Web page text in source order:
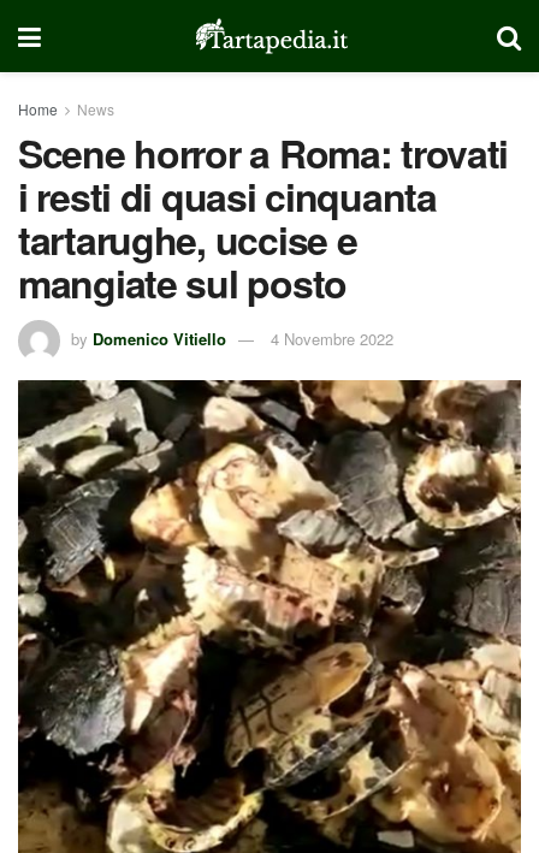
Home News
Scene horror a Roma: trovati
i resti di quasi cinquanta
tartarughe, uccise e
mangiate sul posto
by Domenico Vitiello 4 Novembre 2022